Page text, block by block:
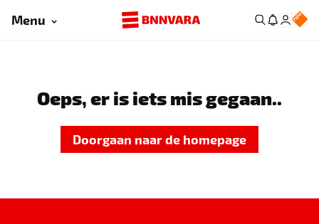
Menu
Oeps, er is iets mis gegaan..
Doorgaan naar de homepage